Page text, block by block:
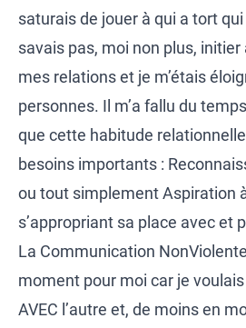
saturais de jouer à qui a tort
savais pas, moi non plus,
mes relations et je m’étais
personnes. Il m’a fallu du
que cette habitude
besoins importants :
ou tout simplement Aspiration
s’appropriant sa place avec et
La Communication
moment pour moi car je
AVEC l’autre et, de moins en